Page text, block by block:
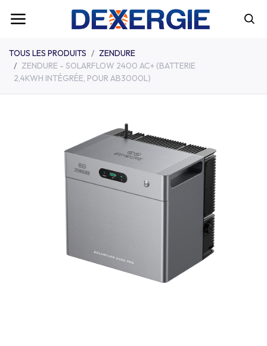
TOUS LES PRODUITS
ZENDURE
ZENDURE - SOLARFLOW 2400 AC+ (BATTERIE
2,4KWH INTÉGRÉE, POUR AB3000L)